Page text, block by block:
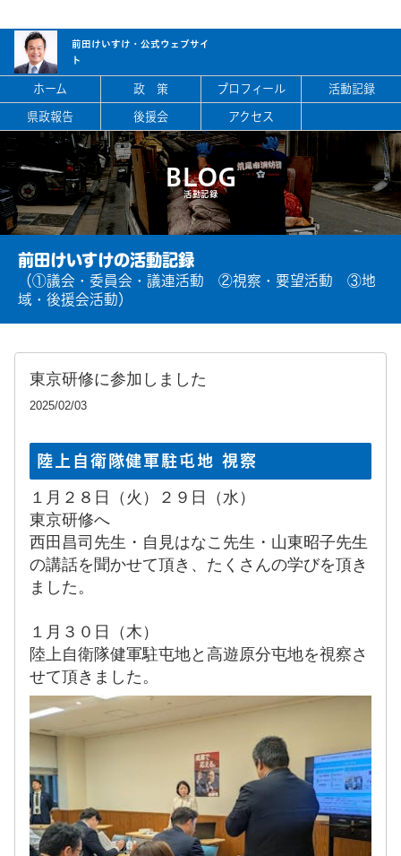
前田けいすけ・ 公式ウェブサイ
ト
ホーム 政 策 プロフィール
活動記録
県政報告
後援会 アクセス
BLOG
活動記録
前田けいすけの活動記録
（①議会・委員会・議連活動 ②視察・要望活動 ③地
域・後援会活動）
東京研修に参加しました
2025/02/03
陸上自衛隊健軍駐屯地 視察
１月２８日（火）２９日（水）
東京研修へ
西田昌司先生・自見はなこ先生・山東昭子先生
の講話を聞かせて頂き、たくさんの学びを頂き
ました。
１月３０日（木）
陸上自衛隊健軍駐屯地と高遊原分屯地を視察さ
せて頂きました。